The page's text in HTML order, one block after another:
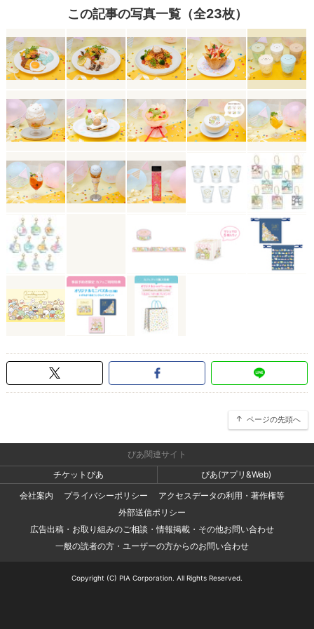
この記事の写真一覧（全23枚）
ページの先頭へ
ぴあ関連サイト
チケットぴあ
ぴあ(アプリ&Web)
会社案内
プライバシーポリシー
アクセスデータの利用・著作権等
外部送信ポリシー
広告出稿・お取り組みのご相談・情報掲載・その他お問い合わせ
一般の読者の方・ユーザーの方からのお問い合わせ
Copyright (C) PIA Corporation. All Rights Reserved.